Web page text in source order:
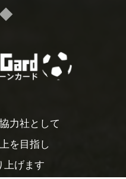
力社として
を目指し
上げます